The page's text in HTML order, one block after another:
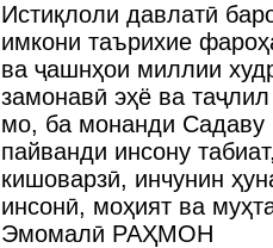
Истиқлоли давлатӣ
имкони таърихие
ва ҷашнҳои миллии
замонавӣ эҳё ва
мо, ба монанди Садаву
пайванди инсону
кишоварзӣ, инчунин
инсонӣ, моҳият ва
Эмомалӣ РАҲМОН